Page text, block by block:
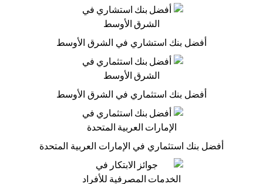
أفضل بنك استشاري في الشرق الأوسط
أفضل بنك استثماري في الشرق الأوسط
أفضل بنك استثماري في الإمارات العربية المتحدة